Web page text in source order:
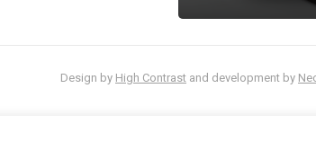
Design by High Contrast and development by